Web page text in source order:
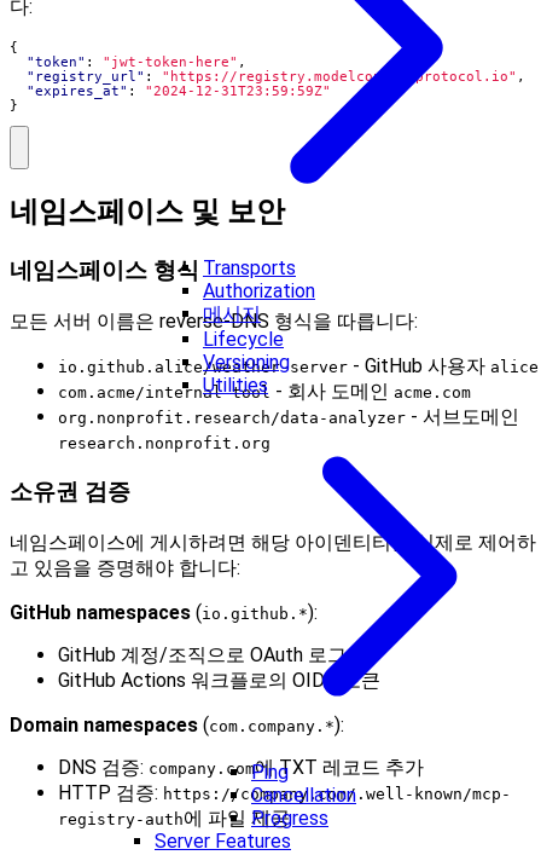
Transports
Authorization
메시지
Lifecycle
Versioning
Utilities
Ping
Cancellation
Progress
Server Features
다:
{
"token" : "jwt-token-here" ,
"registry_url" : "https://registry.modelcontextprotocol.io" ,
"expires_at" :
"2024-12-31T23:59:59Z"
}
네임스페이스 및 보안
네임스페이스 형식
모든 서버 이름은 reverse-DNS 형식을 따릅니다:
io.github.alice/weather-server - GitHub 사용자 alice
com.acme/internal-tool - 회사 도메인 acme.com
org.nonprofit.research/data-analyzer - 서브도메인
research.nonprofit.org
소유권 검증
네임스페이스에 게시하려면 해당 아이덴티티를 실제로 제어하
고 있음을 증명해야 합니다:
GitHub namespaces (io.github.*):
GitHub 계정/조직으로 OAuth 로그인
GitHub Actions 워크플로의 OIDC 토큰
Domain namespaces (com.company.*):
DNS 검증: company.com에 TXT 레코드 추가
HTTP 검증: https://company.com/.well-known/mcp-
registry-auth에 파일 제공